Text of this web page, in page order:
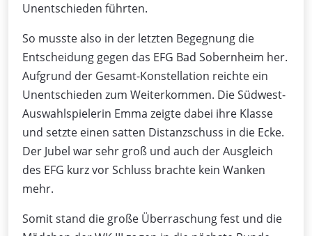
Unentschieden führten.
So musste also in der letzten Begegnung die
Entscheidung gegen das EFG Bad Sobernheim her.
Aufgrund der Gesamt-Konstellation reichte ein
Unentschieden zum Weiterkommen. Die Südwest-
Auswahlspielerin Emma zeigte dabei ihre Klasse
und setzte einen satten Distanzschuss in die Ecke.
Der Jubel war sehr groß und auch der Ausgleich
des EFG kurz vor Schluss brachte kein Wanken
mehr.
Somit stand die große Überraschung fest und die